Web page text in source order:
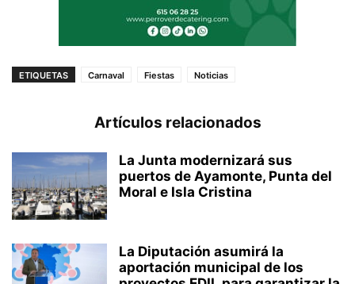
ETIQUETAS Carnaval Fiestas Noticias
Artículos relacionados
La Junta modernizará sus
puertos de Ayamonte, Punta del
Moral e Isla Cristina
La Diputación asumirá la
aportación municipal de los